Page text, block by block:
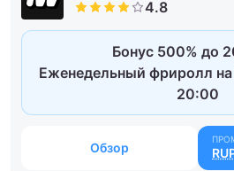
Бонус 500% до
Еженедельный фриролл
20:00
Обзор